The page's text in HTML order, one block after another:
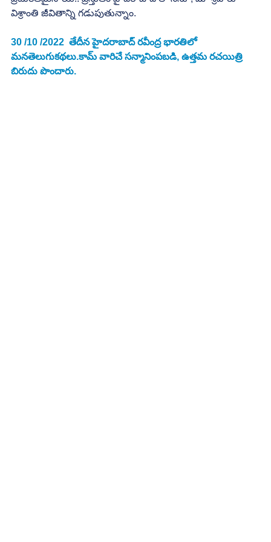
విశ్రాంతి జీవితాన్ని గడుపుతున్నాం.
30 /10 /2022  తేదీన హైదరాబాద్ రవీంద్ర భారతిలో
మనతెలుగుకథలు.కామ్ వారిచే సన్మానింపబడి, ఉత్తమ రచయిత్రి
బిరుదు పొందారు.